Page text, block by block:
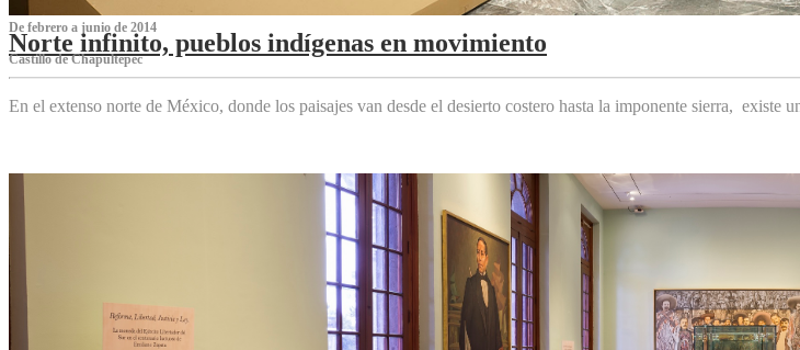
De febrero a junio de 2014
Norte infinito, pueblos indígenas en movimiento
Castillo de Chapultepec
En el extenso norte de México, donde los paisajes van desde el desierto costero hasta la imponente sierra, existe